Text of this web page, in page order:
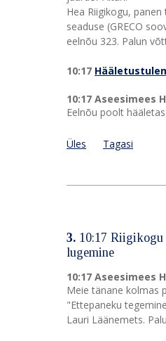
Hea Riigikogu,
seaduse (GRECO
eelnõu 323. Palun
10:17
10:17 Aseesimees
Eelnõu poolt
Üles Tagasi
3. 10:17 Riigikogu
lugemine
10:17 Aseesimees
Meie tänane kolmas
"Ettepaneku
Lauri Läänemets.